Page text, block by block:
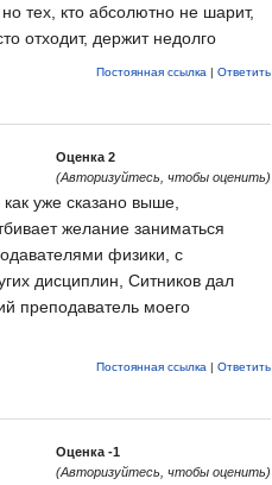
тех, кто абсолютно не шарит,
отходит, держит недолго
Постоянная ссылка | Ответить
Оценка 2
(Авторизуйтесь, чтобы оценить)
уже сказано выше,
желание заниматься
физики, с
дисциплин, Ситников дал
преподаватель моего
Постоянная ссылка | Ответить
Оценка -1
(Авторизуйтесь, чтобы оценить)